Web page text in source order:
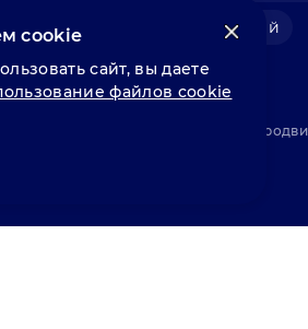
Швеллер нержавеющий
2025, Разработка и комплексное
cookie
сайт, вы даете
файлов cookie